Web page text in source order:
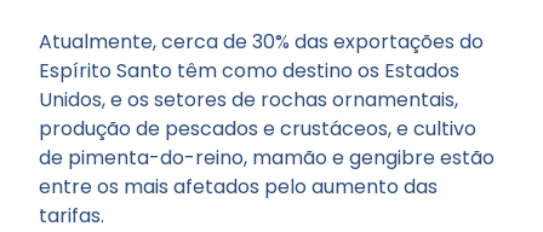
Atualmente, cerca de 30% das exportações do
Espírito Santo têm como destino os Estados
Unidos, e os setores de rochas ornamentais,
produção de pescados e crustáceos, e cultivo
de pimenta-do-reino, mamão e gengibre estão
entre os mais afetados pelo aumento das
tarifas.